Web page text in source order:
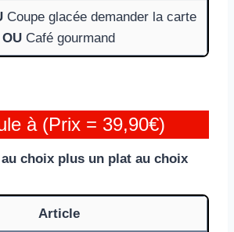
Coupe glacée demander la carte
OU Café gourmand
à (Prix = 39,90€)
au choix plus un plat au choix
Article